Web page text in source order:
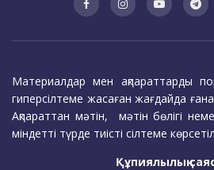
Материалдар мен ақпараттарды
гиперсілтеме жасаған жағдайда ғана
Ақпараттан мәтін, мәтін бөлігі
міндетті түрде тиісті сілтеме
Құпиялылық